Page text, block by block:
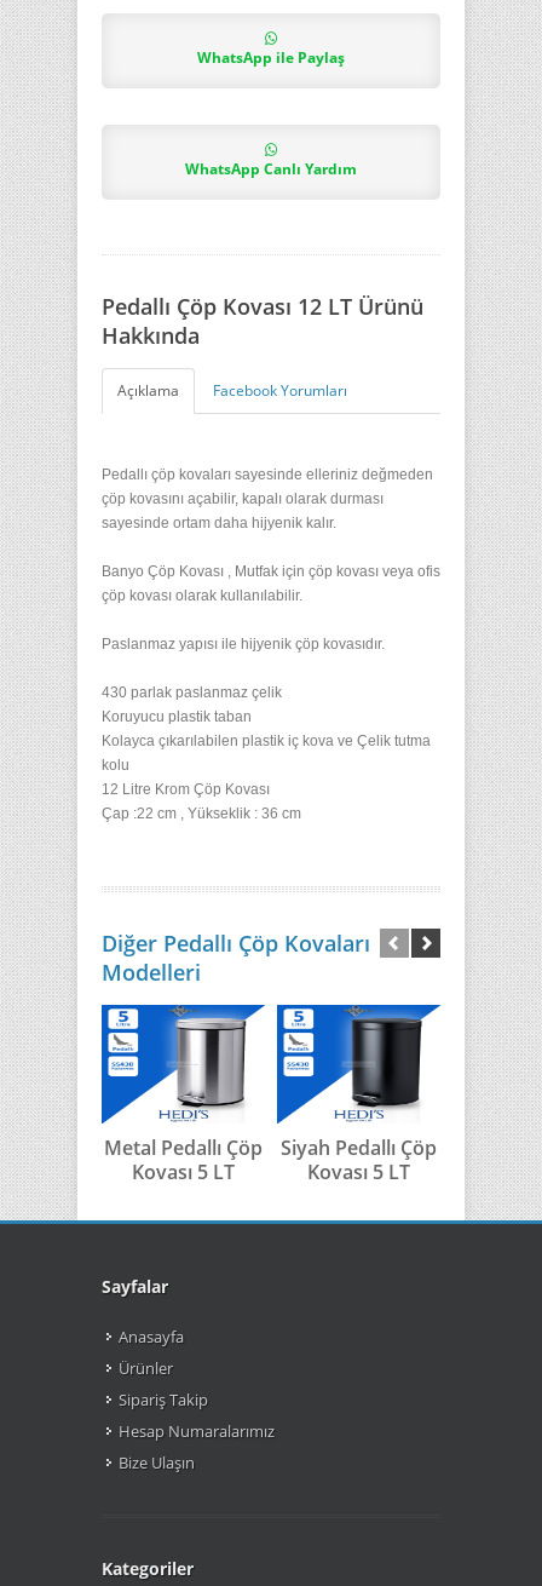
WhatsApp ile Paylaş
WhatsApp Canlı Yardım
Pedallı Çöp Kovası 12 LT Ürünü
Hakkında
Açıklama Facebook Yorumları
Pedallı çöp kovaları sayesinde elleriniz değmeden
çöp kovasını açabilir, kapalı olarak durması
sayesinde ortam daha hijyenik kalır.
Banyo Çöp Kovası , Mutfak için çöp kovası veya ofis
çöp kovası olarak kullanılabilir.
Paslanmaz yapısı ile hijyenik çöp kovasıdır.
430 parlak paslanmaz çelik
Koruyucu plastik taban
Kolayca çıkarılabilen plastik iç kova ve Çelik tutma
kolu
12 Litre Krom Çöp Kovası
Çap :22 cm , Yükseklik : 36 cm
Diğer Pedallı Çöp Kovaları
Modelleri
Metal Pedallı Çöp
Kovası 5 LT
Siyah Pedallı Çöp
Kovası 5 LT
Beyaz
Sayfalar
Anasayfa
Ürünler
Sipariş Takip
Hesap Numaralarımız
Bize Ulaşın
Kategoriler